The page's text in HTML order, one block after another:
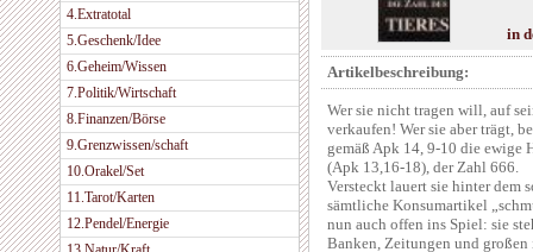
4.Extratotal
5.Geschenk/Idee
6.Geheim/Wissen
7.Politik/Wirtschaft
8.Finanzen/Börse
9.Grenzwissen/schaft
10.Orakel/Set
11.Tarot/Karten
12.Pendel/Energie
in
Artikelbeschreibung:
Wer sie nicht tragen will, auf
verkaufen! Wer sie aber trägt,
gemäß Apk 14, 9-10 die ewige
(Apk 13,16-18), der Zahl 666.
Versteckt lauert sie hinter dem
sämtliche Konsumartikel
nun auch offen ins Spiel: sie
Banken, Zeitungen und